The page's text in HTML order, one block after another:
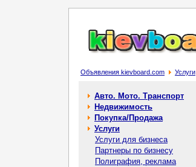
Объявления kievboard.com Услуги
Авто. Мото. Транспорт
Недвижимость
Покупка/Продажа
Услуги
Услуги для бизнеса
Партнеры по бизнесу
Полиграфия, реклама